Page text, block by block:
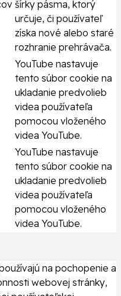
šírky pásma, ktorý
určuje, či používateľ
získa nové alebo staré
rozhranie prehrávača.
YouTube nastavuje
tento súbor cookie na
ukladanie predvolieb
videa používateľa
pomocou vloženého
videa YouTube.
YouTube nastavuje
tento súbor cookie na
ukladanie predvolieb
videa používateľa
pomocou vloženého
videa YouTube.
na pochopenie a
webovej stránky,